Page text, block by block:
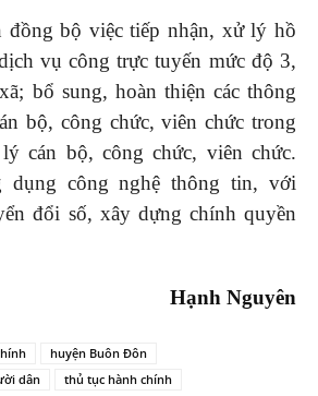
đồng bộ việc tiếp nhận, xử lý hồ
vụ công trực tuyến mức độ 3,
bổ sung, hoàn thiện các thông
bộ, công chức, viên chức trong
cán bộ, công chức, viên chức.
dụng công nghệ thông tin, với
đổi số, xây dựng chính quyền
Hạnh Nguyên
huyện Buôn Đôn
dân
thủ tục hành chính